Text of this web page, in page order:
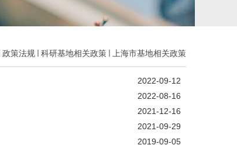
政策法规 科研基地相关政策 上海市基地相关政策
2022-09-12
2022-08-16
2021-12-16
2021-09-29
2019-09-05